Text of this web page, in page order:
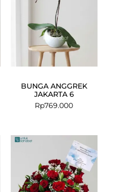
BUNGA ANGGREK
JAKARTA 6
Rp769.000